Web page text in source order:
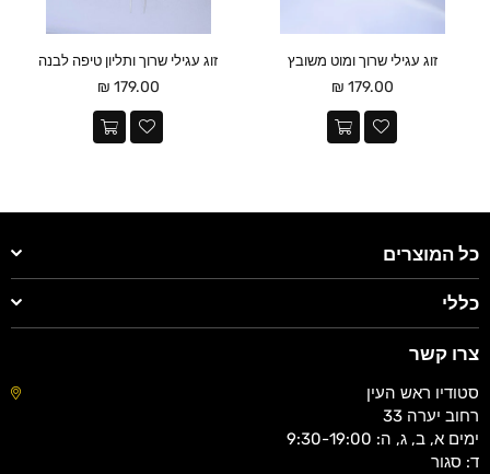
זוג עגילי שרוך ומוט משובץ
מחיר
179.00 ₪
זוג עגילי שרוך ותליון טיפה לבנה
מחיר
179.00 ₪
כל המוצרים
כללי
צרו קשר
סטודיו ראש העין
רחוב יערה 33
ימים א, ב, ג, ה: 9:30-19:00
ד: סגור